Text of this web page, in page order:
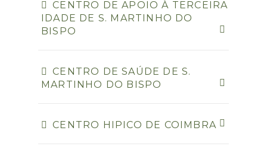
CENTRO DE APOIO À TERCEIRA
IDADE DE S. MARTINHO DO
BISPO
CENTRO DE SAÚDE DE S.
MARTINHO DO BISPO
CENTRO HIPICO DE COIMBRA